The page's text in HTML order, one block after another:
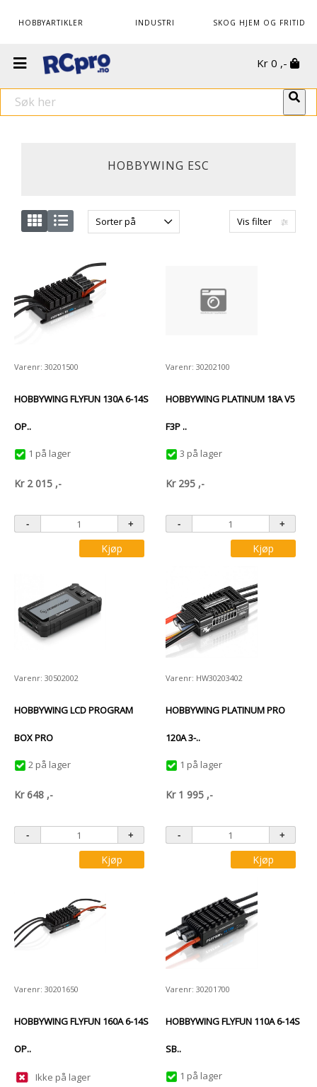
HOBBYARTIKLER INDUSTRI SKOG HJEM OG FRITID
Kr 0 ,-
HOBBYWING ESC
Vis filter
Sorter på
Varenr: 30201500
HOBBYWING FLYFUN 130A 6-14S
OP..
1 på lager
Kr 2 015 ,-
Kjøp
Varenr: 30202100
HOBBYWING PLATINUM 18A V5
F3P ..
3 på lager
Kr 295 ,-
Kjøp
Varenr: 30502002
HOBBYWING LCD PROGRAM
BOX PRO
2 på lager
Kr648 ,-
Kjøp
Varenr: HW30203402
HOBBYWING PLATINUM PRO
120A 3-..
1 på lager
Kr 1 995 ,-
Kjøp
Varenr: 30201650
HOBBYWING FLYFUN 160A 6-14S
OP..
Ikke på lager
Varenr: 30201700
HOBBYWING FLYFUN 110A 6-14S
SB..
1 på lager